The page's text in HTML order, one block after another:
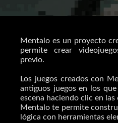
Mentalo es un proyecto
permite crear
previo.
Los juegos creados con
antiguos juegos en los
escena haciendo clic en las
Mentalo te permite
lógica con herramientas